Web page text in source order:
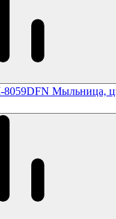
Мыльница,